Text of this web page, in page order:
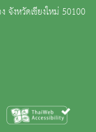
จังหวัดเชียงใหม่ 50100